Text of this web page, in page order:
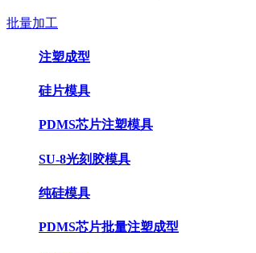
批量加工
注塑成型
硅片模具
PDMS芯片注塑模具
SU-8光刻胶模具
纯硅模具
PDMS芯片批量注塑成型